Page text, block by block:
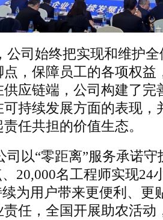
公司始终把实现和维护
，保障员工的各项权益
应链端，公司构建了完
持续发展方面的表现，
任共担的价值生态。
司以“零距离”服务承诺
20,000名工程师实现24
为用户带来更便利、更
任，全国开展助农活动